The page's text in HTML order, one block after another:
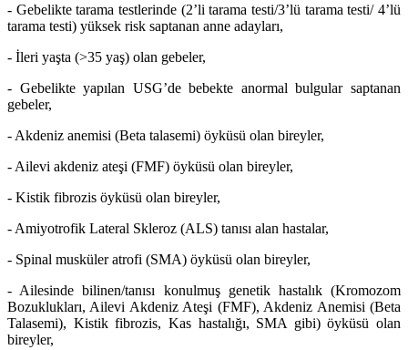
- Gebelikte tarama testlerinde (2’li tarama testi/3’lü tarama testi/ 4’lü
tarama testi) yüksek risk saptanan anne adayları,
- İleri yaşta (>35 yaş) olan gebeler,
- Gebelikte yapılan USG’de bebekte anormal bulgular saptanan
gebeler,
- Akdeniz anemisi (Beta talasemi) öyküsü olan bireyler,
- Ailevi akdeniz ateşi (FMF) öyküsü olan bireyler,
- Kistik fibrozis öyküsü olan bireyler,
- Amiyotrofik Lateral Skleroz (ALS) tanısı alan hastalar,
- Spinal musküler atrofi (SMA) öyküsü olan bireyler,
- Ailesinde bilinen/tanısı konulmuş genetik hastalık (Kromozom
Bozuklukları, Ailevi Akdeniz Ateşi (FMF), Akdeniz Anemisi (Beta
Talasemi), Kistik fibrozis, Kas hastalığı, SMA gibi) öyküsü olan
bireyler,